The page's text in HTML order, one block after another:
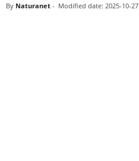
By Naturanet - Modified date: 2025-10-27